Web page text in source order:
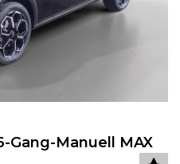
Gang-Manuell MAX